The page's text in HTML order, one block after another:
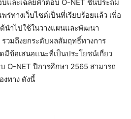
และเฉลยคำตอบ O-NET ชั้นประถม
ทางเว็บไซต์เป็นที่เรียบร้อยแล้ว เพื่อ
นำไปใช้ในวางแผนและพัฒนา
วมถึงยกระดับผลสัมฤทธิ์ทางการ
มีข้อเสนอแนะที่เป็นประโยชน์เกี่ยว
O-NET ปีการศึกษา 2565 สามารถ
ทาง ดังนี้